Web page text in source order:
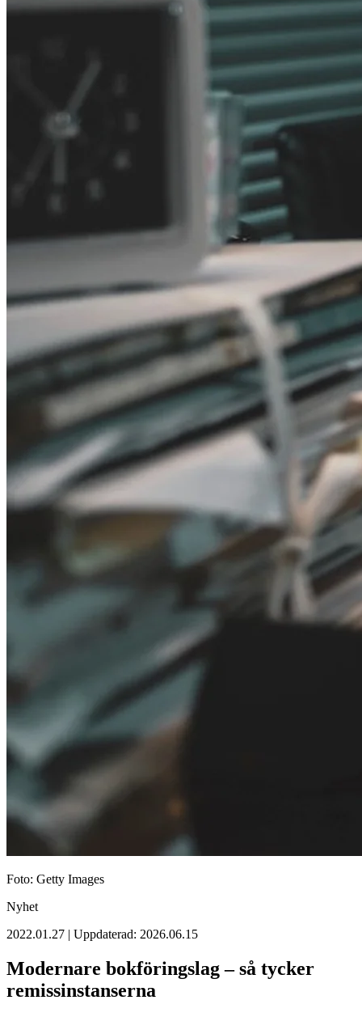
Foto: Getty Images
Nyhet
2022.01.27 | Uppdaterad: 2026.06.15
Modernare bokföringslag – så tycker
remiss­instanserna